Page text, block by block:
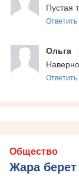
Пустая
Ответить
Ольга
Ответить
Общество
Жара